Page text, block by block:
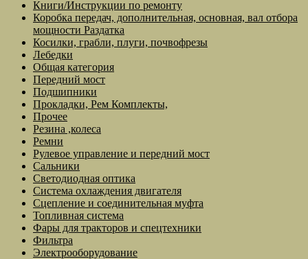
Книги/Инструкции по ремонту
Коробка передач, дополнительная, основная, вал отбора
мощности Раздатка
Косилки, грабли, плуги, почвофрезы
Лебедки
Общая категория
Передний мост
Подшипники
Прокладки, Рем Комплекты,
Прочее
Резина ,колеса
Ремни
Рулевое управление и передний мост
Сальники
Светодиодная оптика
Система охлаждения двигателя
Сцепление и соединительная муфта
Топливная система
Фары для тракторов и спецтехники
Фильтра
Электрооборудование